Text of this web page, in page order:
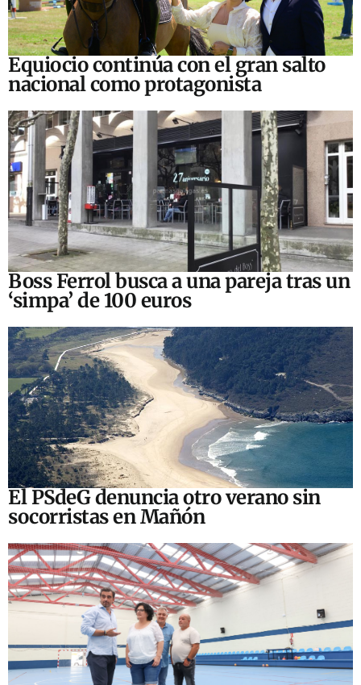
Equiocio continúa con el gran salto
nacional como protagonista
Boss Ferrol busca a una pareja tras un
‘simpa’ de 100 euros
El PSdeG denuncia otro verano sin
socorristas en Mañón